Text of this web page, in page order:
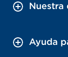
Nuestra
Ayuda